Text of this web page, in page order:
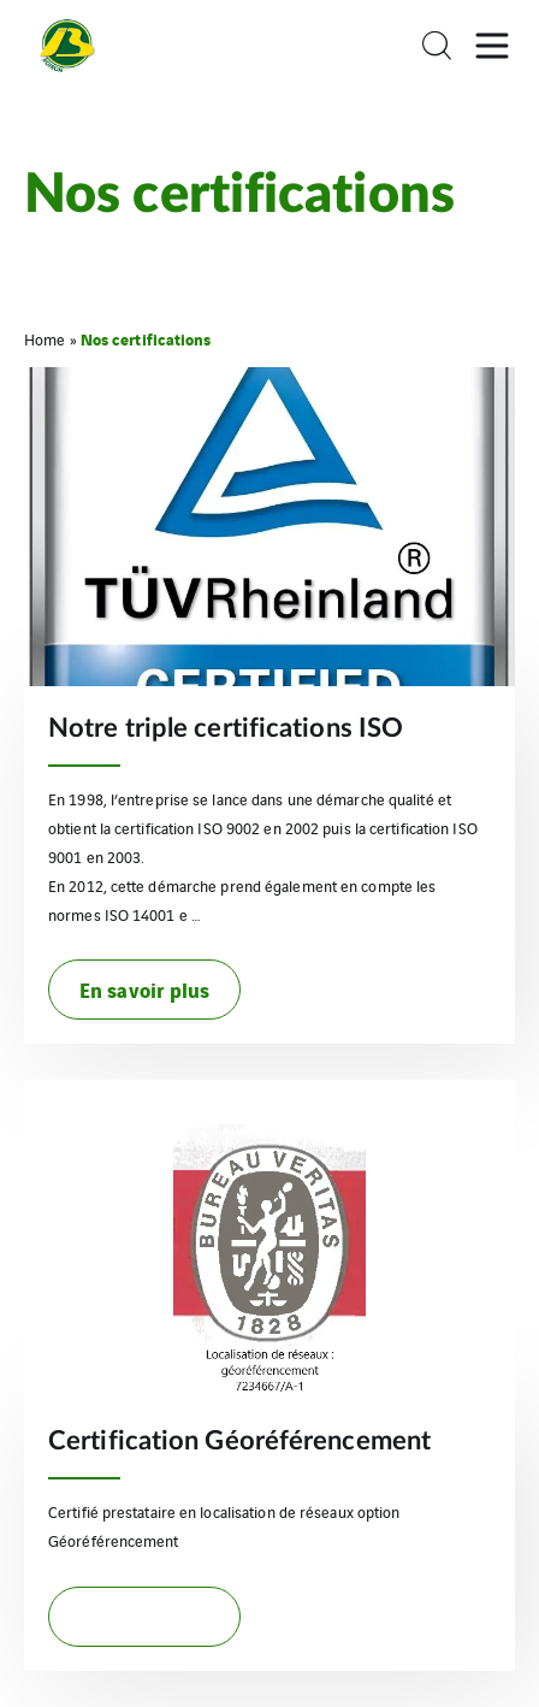
Nos certifications
Home »Nos certifications
Notre triple certifications ISO
En 1998, l’entreprise se lance dans une démarche qualité et
obtient la certification ISO 9002 en 2002 puis la certification ISO
9001 en 2003.
En 2012, cette démarche prend également en compte les
normes ISO 14001 e …
En savoir plus
Certification Géoréférencement
Certifié prestataire en localisation de réseaux option
Géoréférencement